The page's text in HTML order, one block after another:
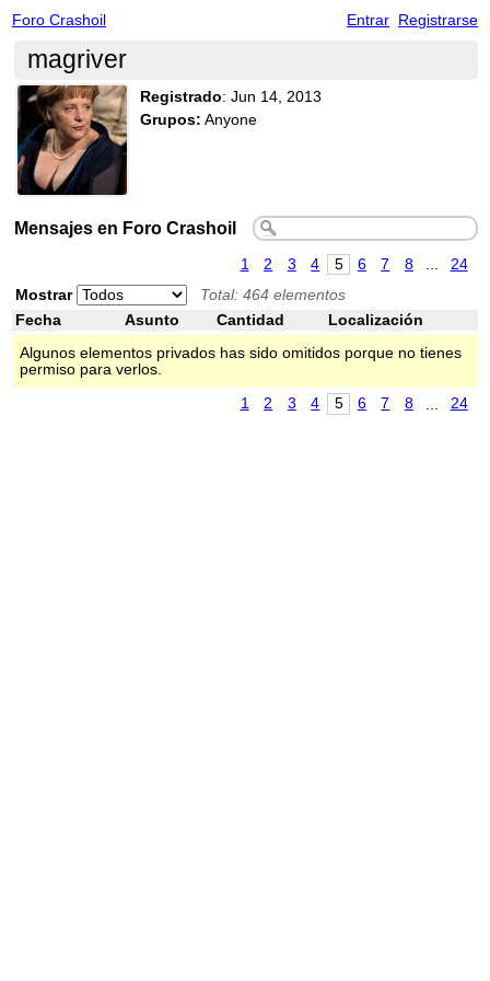
Foro Crashoil Entrar Registrarse
magriver
Registrado: Jun 14, 2013
Grupos: Anyone
Mensajes en Foro Crashoil
1 2 3 4 5 6 7 8
24
Mostrar
Total: 464 elementos
Fecha
Asunto Cantidad
Localización
Algunos elementos privados has sido omitidos porque no tienes
permiso para verlos.
1 2 3 4 5 6 7 8 24